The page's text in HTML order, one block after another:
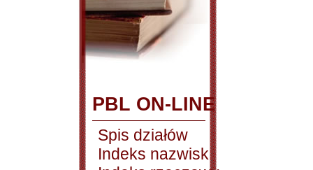
PBL ON-LINE
Spis działów
Indeks nazwisk